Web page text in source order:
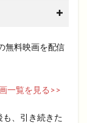
無料映画を配信
一覧を見る>>
、引き続きた